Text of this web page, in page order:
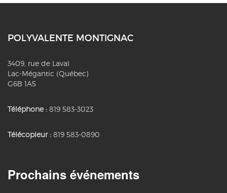
POLYVALENTE MONTIGNAC
3409, rue de Laval
Lac-Mégantic (Québec)
G6B 1A5
Téléphone : 819 583-3023
Télécopieur : 819 583-0890
Prochains événements